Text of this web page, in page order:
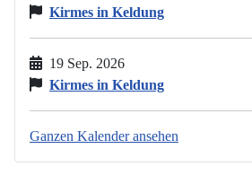
Kirmes in Keldung
19 Sep. 2026
Kirmes in Keldung
Ganzen Kalender ansehen